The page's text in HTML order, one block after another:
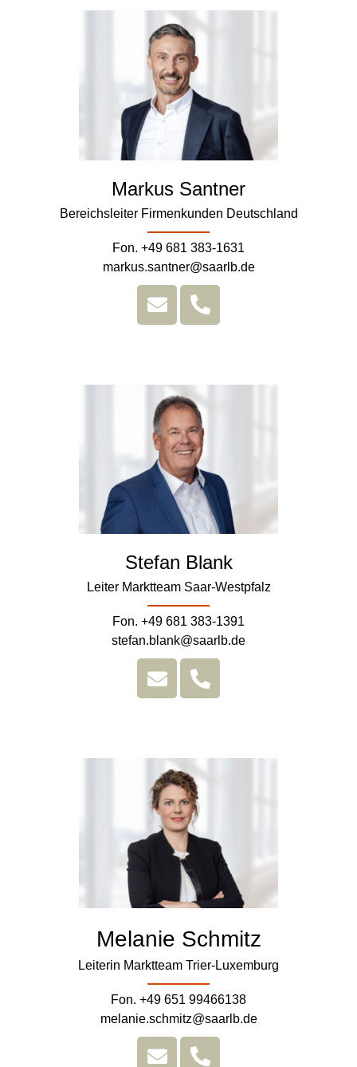
Markus Santner
Bereichsleiter Firmenkunden Deutschland
Fon. +49 681 383-1631
markus.santner@saarlb.de
Stefan Blank
Leiter Marktteam Saar-Westpfalz
Fon. +49 681 383-1391
stefan.blank@saarlb.de
Melanie Schmitz
Leiterin Marktteam Trier-Luxemburg
Fon. +49 651 99466138
melanie.schmitz@saarlb.de